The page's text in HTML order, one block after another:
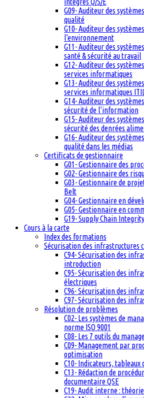
G09- Auditeur des
qualité
G10- Auditeur des
l’environnement
G11- Auditeur des
santé & sécurité au travail
G12- Auditeur des
services informatiques
G13- Auditeur des
services informatiques
G14- Auditeur des
sécurité de l’information
G15- Auditeur des
sécurité des denrées
G16- Auditeur des
qualité dans les médias
Certificats de gestionnaire
G01- Gestionnaire des
G02- Gestionnaire des
G03- Gestionnaire de
Belt
G04- Gestionnaire en
G05- Gestionnaire en
G19- Supply Chain
Cours à la carte
Index des formations
Sécurisation des infrastructures
C94- Sécurisation des
introduction
C95- Sécurisation des
électriques
C96- Sécurisation des
C97- Sécurisation des
Résolution de problèmes
C02- Les systèmes de
norme ISO 9001
C08- Les 7 outils du
C09- Management par
optimisation
C10- Indicateurs, tableaux
C13- Rédaction de
documentaire QSE
C19- Audit interne :